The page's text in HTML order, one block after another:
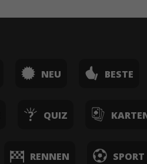
NEU BESTE
QUIZ
RENNEN SPORT